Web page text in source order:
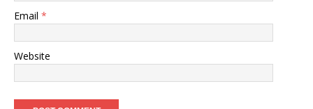
Email *
Website